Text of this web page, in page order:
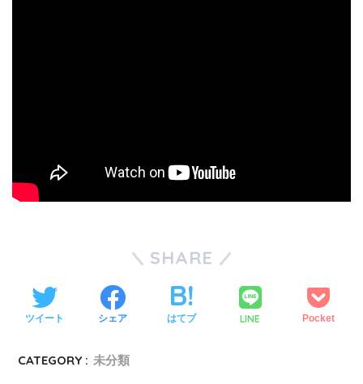
SHARE
ツイート シェア はてブ LINE Pocket
CATEGORY : 未分類